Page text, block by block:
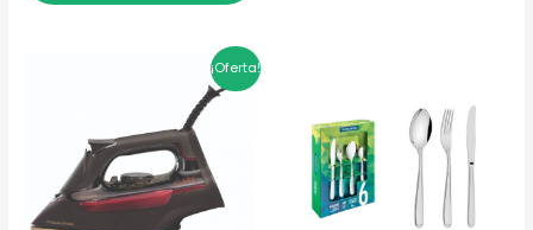
¡Oferta!
$399.000.
precio
actual
es:
$319.200.